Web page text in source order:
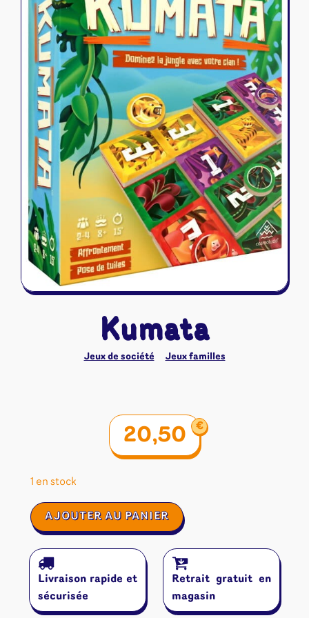
Naruto Mythos
Autres
Tapis de jeu
Kumata
Jeux de société Jeux familles
20,50 €
1 en stock
quantité
de
AJOUTER AU PANIER
Livraison rapide et
sécurisée
Retrait gratuit en
magasin